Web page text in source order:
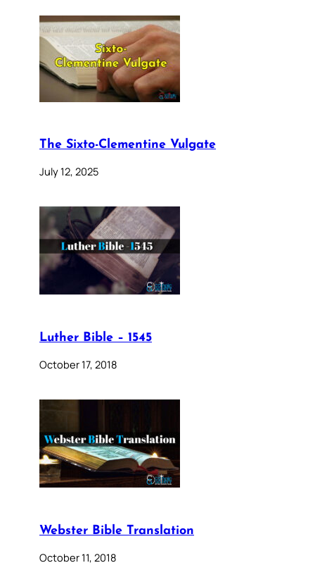
The Sixto-Clementine Vulgate
July 12, 2025
Luther Bible – 1545
October 17, 2018
Webster Bible Translation
October 11, 2018